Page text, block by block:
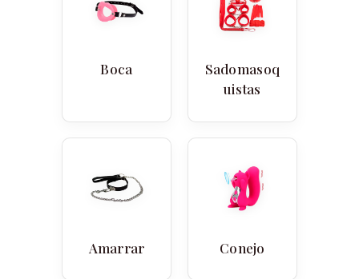
Boca
Sadomasoq
uistas
Amarrar Conejo